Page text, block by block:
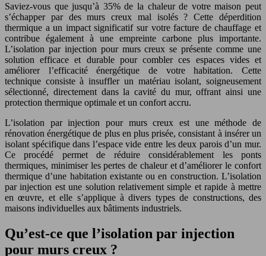
Saviez-vous que jusqu’à 35% de la chaleur de votre maison peut
s’échapper par des murs creux mal isolés ? Cette déperdition
thermique a un impact significatif sur votre facture de chauffage et
contribue également à une empreinte carbone plus importante.
L’isolation par injection pour murs creux se présente comme une
solution efficace et durable pour combler ces espaces vides et
améliorer l’efficacité énergétique de votre habitation. Cette
technique consiste à insuffler un matériau isolant, soigneusement
sélectionné, directement dans la cavité du mur, offrant ainsi une
protection thermique optimale et un confort accru.
L’isolation par injection pour murs creux est une méthode de
rénovation énergétique de plus en plus prisée, consistant à insérer un
isolant spécifique dans l’espace vide entre les deux parois d’un mur.
Ce procédé permet de réduire considérablement les ponts
thermiques, minimiser les pertes de chaleur et d’améliorer le confort
thermique d’une habitation existante ou en construction. L’isolation
par injection est une solution relativement simple et rapide à mettre
en œuvre, et elle s’applique à divers types de constructions, des
maisons individuelles aux bâtiments industriels.
Qu’est-ce que l’isolation par injection
pour murs creux ?